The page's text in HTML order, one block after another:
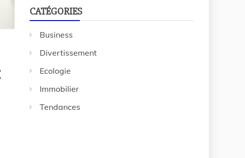
CATÉGORIES
Business
Divertissement
Ecologie
Immobilier
Tendances